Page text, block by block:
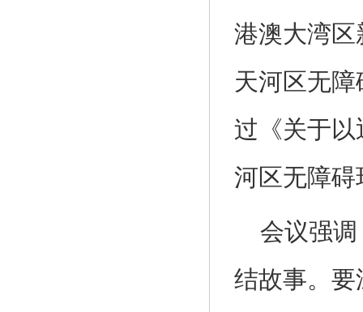
港澳大湾区
天河区无
过《关于
河区无障
会议强
结故事。